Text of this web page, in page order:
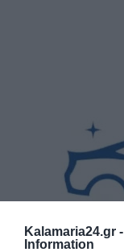
Kalamaria24.gr -
Information